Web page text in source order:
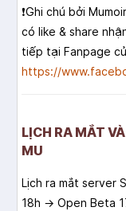
❗️Ghi chú bởi
có like & share
tiếp tại Fanpage
https://
LỊCH RA MẮT
MU
Lịch ra mắt server
18h → Open Beta